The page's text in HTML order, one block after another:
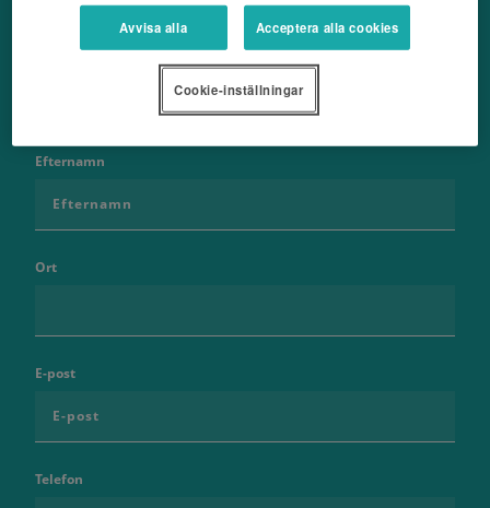
Efternamn
Ort
E-post
Telefon
Avvisa alla Acceptera alla cookies
Cookie-inställningar